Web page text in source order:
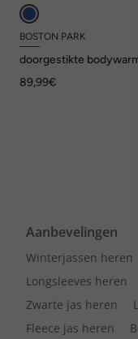
BOSTON PARK
doorgestikte
89,99€
Aanbevelingen
Winterjassen heren
Longsleeves heren
Zwarte jas heren
Fleece jas heren